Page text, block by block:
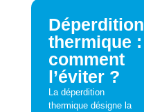
Déperdition
thermique :
comment
l’éviter ?
La déperdition
thermique désigne la